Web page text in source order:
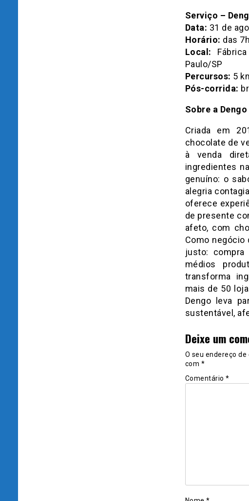
Serviço –
Data: 31 de
Horário: das
Local:
Paulo/SP
Percursos: 5
Pós-corrida:
Sobre a
Criada em
chocolate de
à venda
ingredientes
genuíno: o
alegria
oferece
de presente
afeto, com
Como negócio
justo:
médios
transforma
mais de 50
Dengo leva
sustentável,
Deixe um
O seu endereço de
com *
Comentário *